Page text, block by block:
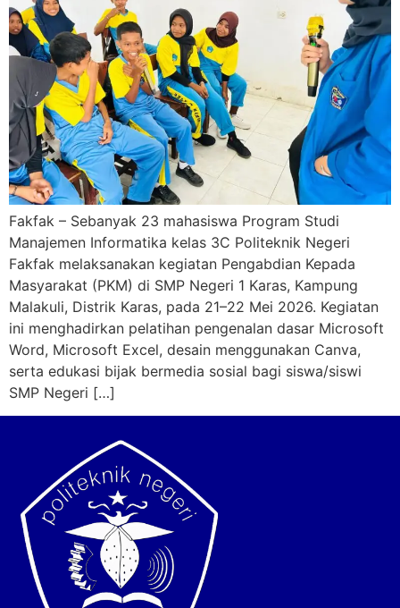
Fakfak – Sebanyak 23 mahasiswa Program Studi
Manajemen Informatika kelas 3C Politeknik Negeri
Fakfak melaksanakan kegiatan Pengabdian Kepada
Masyarakat (PKM) di SMP Negeri 1 Karas, Kampung
Malakuli, Distrik Karas, pada 21–22 Mei 2026. Kegiatan
ini menghadirkan pelatihan pengenalan dasar Microsoft
Word, Microsoft Excel, desain menggunakan Canva,
serta edukasi bijak bermedia sosial bagi siswa/siswi
SMP Negeri […]